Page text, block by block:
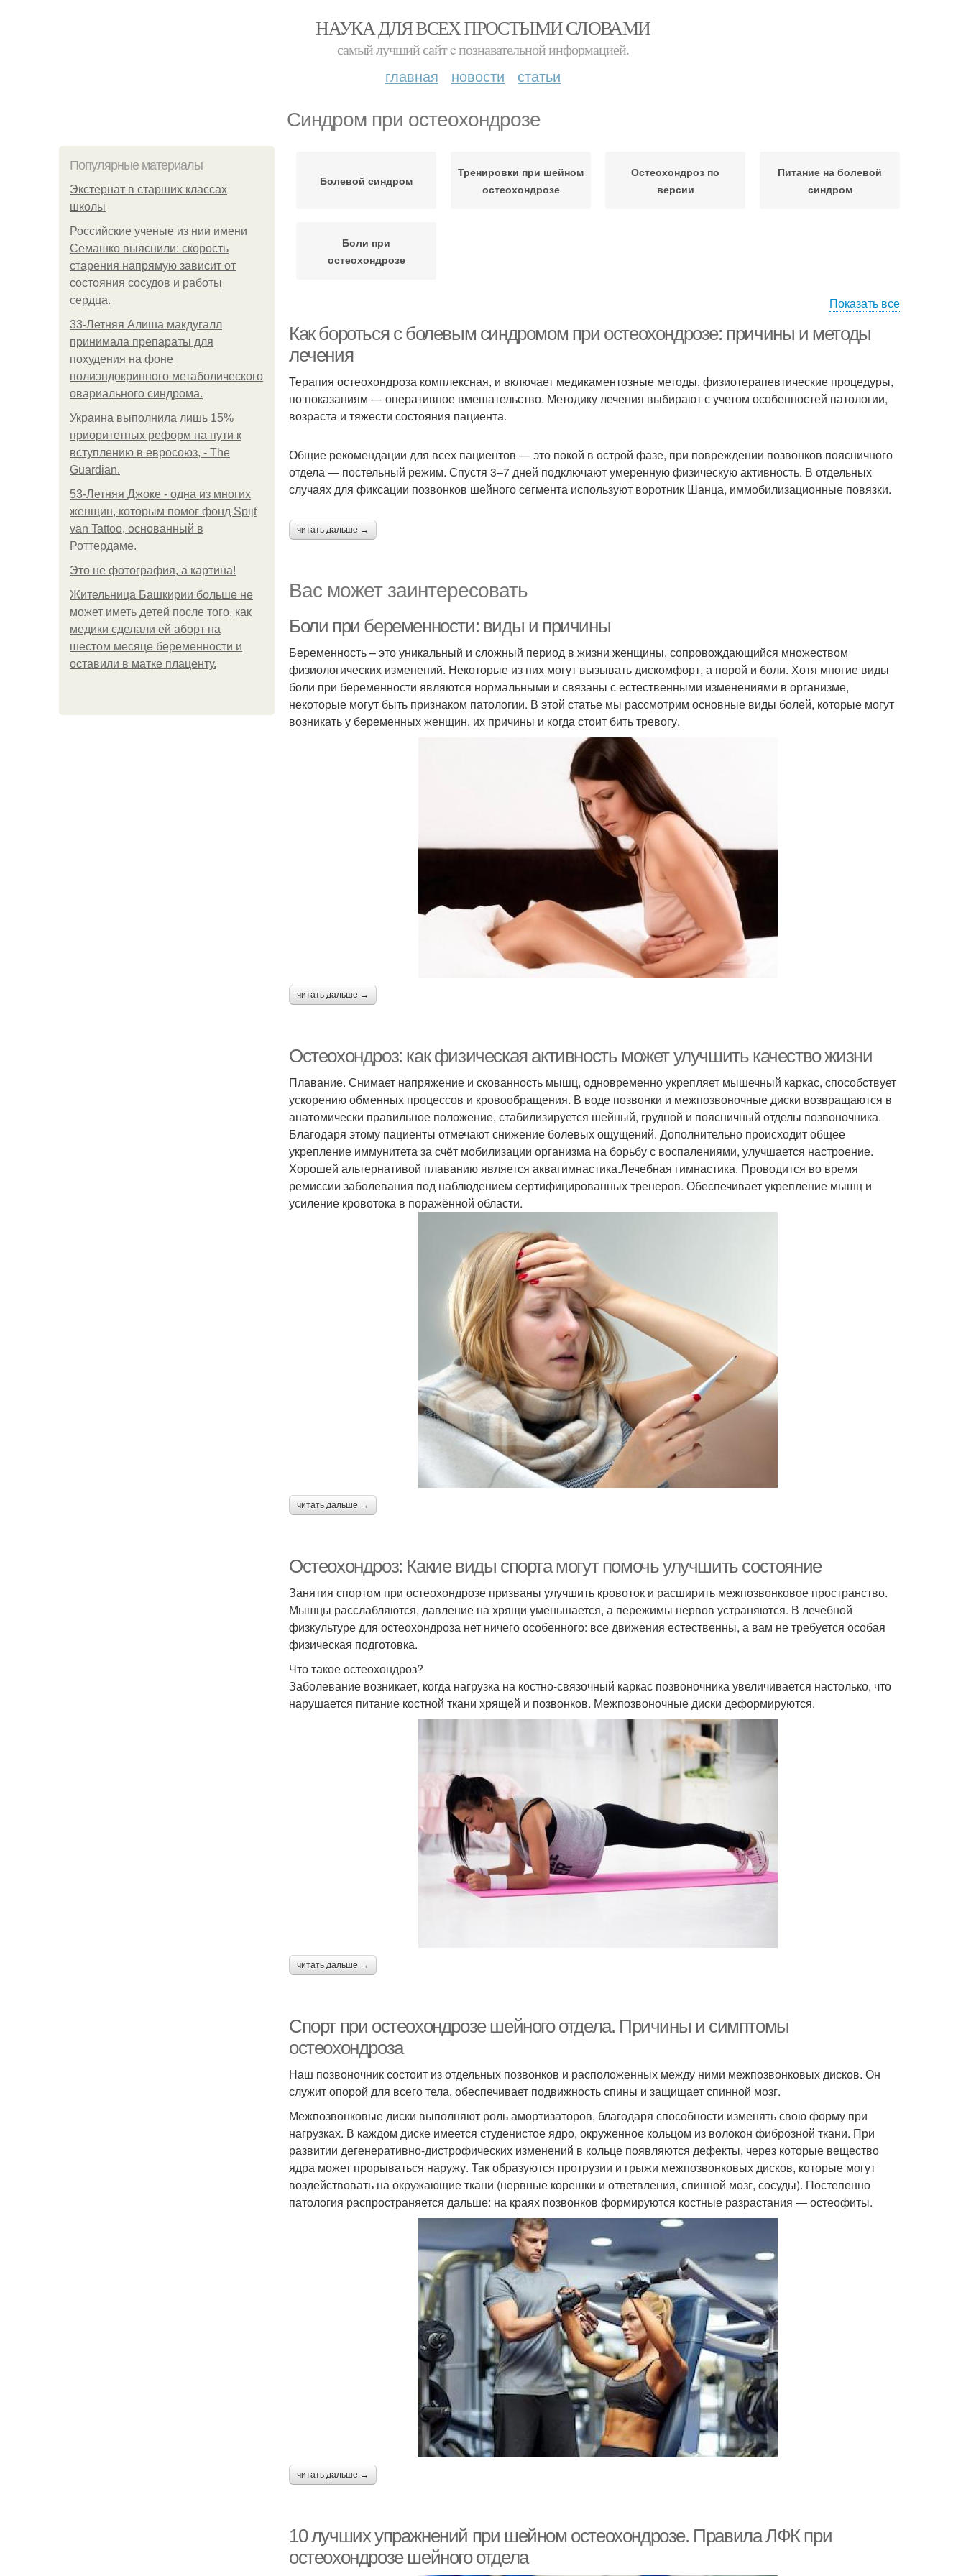
НАУКА ДЛЯ ВСЕХ ПРОСТЫМИ СЛОВАМИ
самый лучший сайт c познавательной информацией.
главная новости статьи
Синдром при остеохондрозе
Популярные материалы
Экстернат в старших классах
школы
Российские ученые из нии имени
Семашко выяснили: скорость
старения напрямую зависит от
состояния сосудов и работы
сердца.
33-Летняя Алиша макдугалл
принимала препараты для
похудения на фоне
полиэндокринного метаболического
овариального синдрома.
Украина выполнила лишь 15%
приоритетных реформ на пути к
вступлению в евросоюз, - The
Guardian.
53-Летняя Джоке - одна из многих
женщин, которым помог фонд Spijt
van Tattoo, основанный в
Роттердаме.
Это не фотография, а картина!
Жительница Башкирии больше не
может иметь детей после того, как
медики сделали ей аборт на
шестом месяце беременности и
оставили в матке плаценту.
Болевой синдром
Тренировки при шейном
остеохондрозе
Остеохондроз по
версии
Питание на болевой
синдром
Боли при
остеохондрозе
Показать все
Как бороться с болевым синдромом при остеохондрозе: причины и методы
лечения
Терапия остеохондроза комплексная, и включает медикаментозные методы, физиотерапевтические процедуры,
по показаниям — оперативное вмешательство. Методику лечения выбирают с учетом особенностей патологии,
возраста и тяжести состояния пациента.
Общие рекомендации для всех пациентов — это покой в острой фазе, при повреждении позвонков поясничного
отдела — постельный режим. Спустя 3–7 дней подключают умеренную физическую активность. В отдельных
случаях для фиксации позвонков шейного сегмента используют воротник Шанца, иммобилизационные повязки.
читать дальше →
Вас может заинтересовать
Боли при беременности: виды и причины
Беременность – это уникальный и сложный период в жизни женщины, сопровождающийся множеством
физиологических изменений. Некоторые из них могут вызывать дискомфорт, а порой и боли. Хотя многие виды
боли при беременности являются нормальными и связаны с естественными изменениями в организме,
некоторые могут быть признаком патологии. В этой статье мы рассмотрим основные виды болей, которые могут
возникать у беременных женщин, их причины и когда стоит бить тревогу.
читать дальше →
Остеохондроз: как физическая активность может улучшить качество жизни
Плавание. Снимает напряжение и скованность мышц, одновременно укрепляет мышечный каркас, способствует
ускорению обменных процессов и кровообращения. В воде позвонки и межпозвоночные диски возвращаются в
анатомически правильное положение, стабилизируется шейный, грудной и поясничный отделы позвоночника.
Благодаря этому пациенты отмечают снижение болевых ощущений. Дополнительно происходит общее
укрепление иммунитета за счёт мобилизации организма на борьбу с воспалениями, улучшается настроение.
Хорошей альтернативой плаванию является аквагимнастика.Лечебная гимнастика. Проводится во время
ремиссии заболевания под наблюдением сертифицированных тренеров. Обеспечивает укрепление мышц и
усиление кровотока в поражённой области.
читать дальше →
Остеохондроз: Какие виды спорта могут помочь улучшить состояние
Занятия спортом при остеохондрозе призваны улучшить кровоток и расширить межпозвонковое пространство.
Мышцы расслабляются, давление на хрящи уменьшается, а пережимы нервов устраняются. В лечебной
физкультуре для остеохондроза нет ничего особенного: все движения естественны, а вам не требуется особая
физическая подготовка.
Что такое остеохондроз?
Заболевание возникает, когда нагрузка на костно-связочный каркас позвоночника увеличивается настолько, что
нарушается питание костной ткани хрящей и позвонков. Межпозвоночные диски деформируются.
читать дальше →
Спорт при остеохондрозе шейного отдела. Причины и симптомы
остеохондроза
Наш позвоночник состоит из отдельных позвонков и расположенных между ними межпозвонковых дисков. Он
служит опорой для всего тела, обеспечивает подвижность спины и защищает спинной мозг.
Межпозвонковые диски выполняют роль амортизаторов, благодаря способности изменять свою форму при
нагрузках. В каждом диске имеется студенистое ядро, окруженное кольцом из волокон фиброзной ткани. При
развитии дегенеративно-дистрофических изменений в кольце появляются дефекты, через которые вещество
ядра может прорываться наружу. Так образуются протрузии и грыжи межпозвонковых дисков, которые могут
воздействовать на окружающие ткани (нервные корешки и ответвления, спинной мозг, сосуды). Постепенно
патология распространяется дальше: на краях позвонков формируются костные разрастания — остеофиты.
читать дальше →
10 лучших упражнений при шейном остеохондрозе. Правила ЛФК при
остеохондрозе шейного отдела